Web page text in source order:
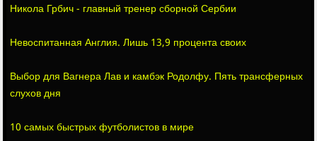
Никола Грбич - главный тренер сборной Сербии
Невоспитанная Англия. Лишь 13,9 процента своих
Выбор для Вагнера Лав и камбэк Родолфу. Пять трансферных
слухов дня
10 самых быстрых футболистов в мире